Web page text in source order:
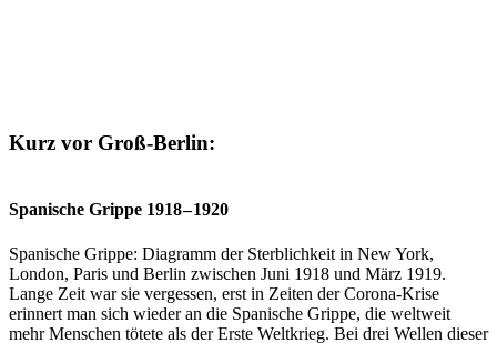
Kurz vor Groß-Berlin:
Spanische Grippe 1918 – 1920
Spanische Grippe: Diagramm der Sterblichkeit in New York,
London, Paris und Berlin zwischen Juni 1918 und März 1919.
Lange Zeit war sie vergessen, erst in Zeiten der Corona-Krise
erinnert man sich wieder an die Spanische Grippe, die weltweit
mehr Menschen tötete als der Erste Weltkrieg. Bei drei Wellen dieser